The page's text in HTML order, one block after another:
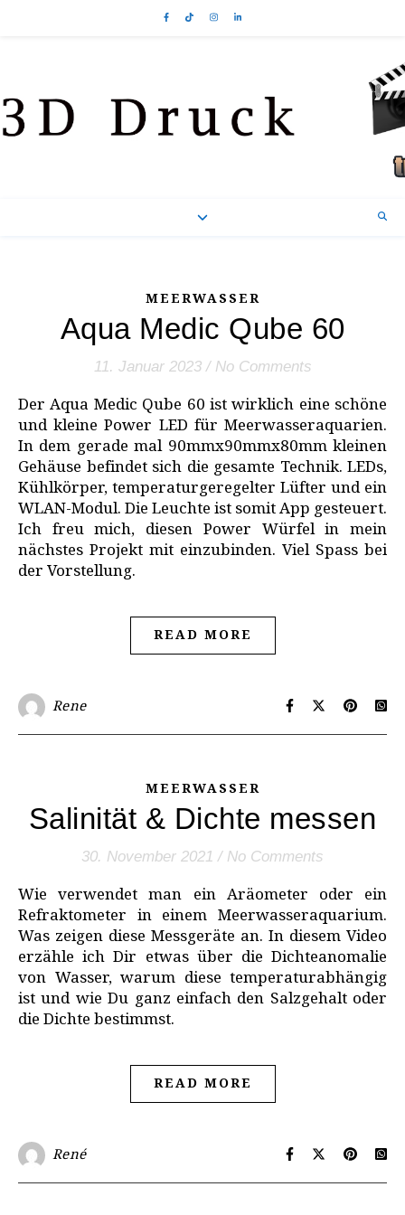
MEERWASSER
Aqua Medic Qube 60
11. Januar 2023 / No Comments
Der Aqua Medic Qube 60 ist wirklich eine schöne
und kleine Power LED für Meerwasseraquarien.
In dem gerade mal 90mmx90mmx80mm kleinen
Gehäuse befindet sich die gesamte Technik. LEDs,
Kühlkörper, temperaturgeregelter Lüfter und ein
WLAN-Modul. Die Leuchte ist somit App gesteuert.
Ich freu mich, diesen Power Würfel in mein
nächstes Projekt mit einzubinden. Viel Spass bei
der Vorstellung.
READ MORE
Rene
MEERWASSER
Salinität & Dichte messen
30. November 2021 / No Comments
Wie verwendet man ein Aräometer oder ein
Refraktometer in einem Meerwasseraquarium.
Was zeigen diese Messgeräte an. In diesem Video
erzähle ich Dir etwas über die Dichteanomalie
von Wasser, warum diese temperaturabhängig
ist und wie Du ganz einfach den Salzgehalt oder
die Dichte bestimmst.
READ MORE
René